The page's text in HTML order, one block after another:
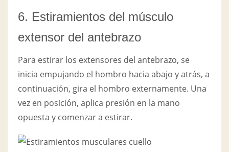
6. Estiramientos del músculo
extensor del antebrazo
Para estirar los extensores del antebrazo, se
inicia empujando el hombro hacia abajo y atrás, a
continuación, gira el hombro externamente. Una
vez en posición, aplica presión en la mano
opuesta y comenzar a estirar.